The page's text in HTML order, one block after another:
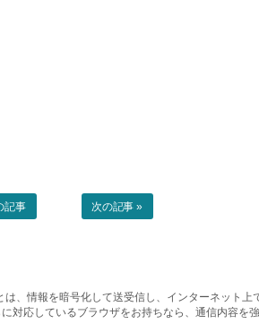
記事 次の記事 »
、情報を暗号化して送受信し、インターネット
対応しているブラウザをお持ちなら、通信内容